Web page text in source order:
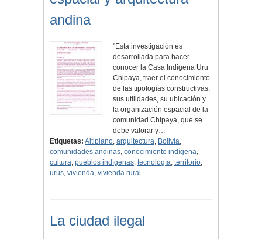
andina
"Esta investigación es
desarrollada para hacer
conocer la Casa Indigena Uru
Chipaya, traer el conocimiento
de las tipologías constructivas,
sus utilidades, su ubicación y
la organización espacial de la
comunidad Chipaya, que se
debe valorar y…
Etiquetas: Altiplano, arquitectura, Bolivia,
comunidades andinas, conocimiento indígena,
cultura, pueblos indígenas, tecnología, territorio,
urus, vivienda, vivienda rural
La ciudad ilegal